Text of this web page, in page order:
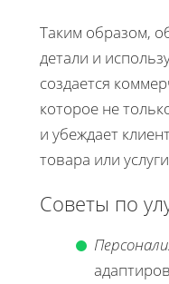
Таким образом,
детали и
создается
которое не
и убеждает
товара или
Советы по